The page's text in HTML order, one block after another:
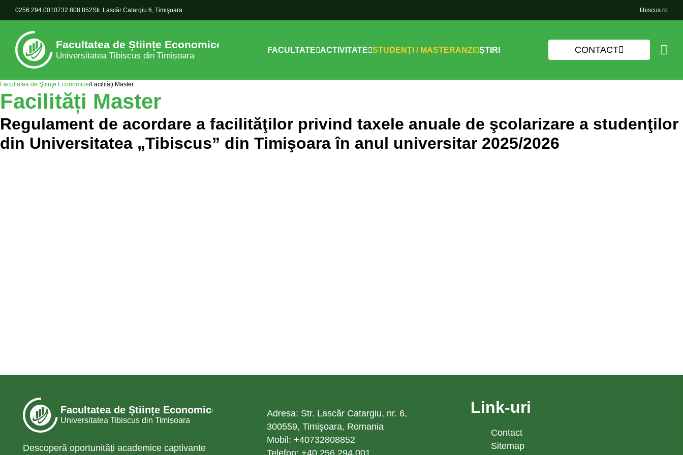
0256.294.0010732.808.852Str. Lascăr Catargiu 6, Timişoara tibiscus.ro
FACULTATE ACTIVITATE STUDENȚI / MASTERANZI ȘTIRI CONTACT
Facultatea de Ştiinţe Economice/Facilități Master
Facilități Master
Regulament de acordare a facilităţilor privind taxele anuale de şcolarizare a studenţilor
din Universitatea „Tibiscus” din Timişoara în anul universitar 2025/2026
Descoperă oportunități academice captivante
Adresa: Str. Lascăr Catargiu, nr. 6,
300559, Timişoara, Romania
Mobil: +40732808852
Telefon: +40.256.294.001
Link-uri
Contact
Sitemap